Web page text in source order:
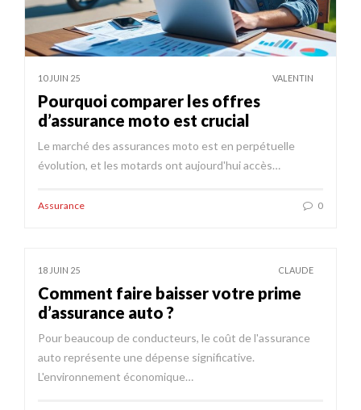
10 JUIN 25 VALENTIN
Pourquoi comparer les offres
d’assurance moto est crucial
Le marché des assurances moto est en perpétuelle
évolution, et les motards ont aujourd'hui accès…
Assurance 0
18 JUIN 25 CLAUDE
Comment faire baisser votre prime
d’assurance auto ?
Pour beaucoup de conducteurs, le coût de l'assurance
auto représente une dépense significative.
L'environnement économique…